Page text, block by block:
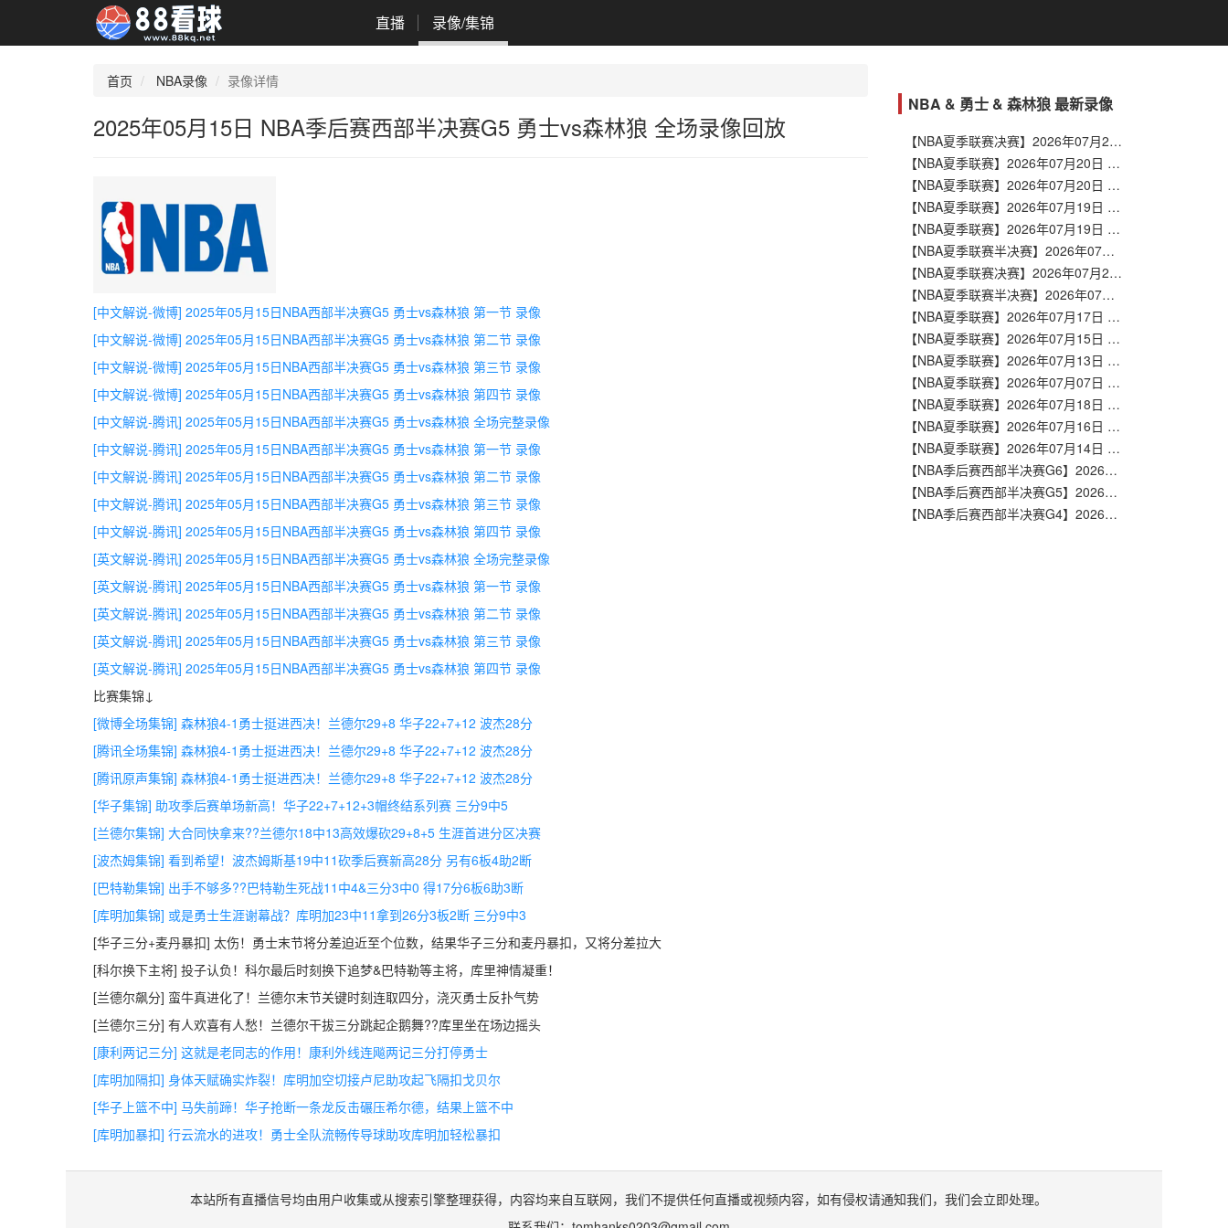
直播 录像/集锦
首页 NBA录像 录像详情
2025年05月15日 NBA季后赛西部半决赛G5 勇士vs森林狼 全场录像回放
[中文解说-微博] 2025年05月15日NBA西部半决赛G5 勇士vs森林狼 第一节 录像
[中文解说-微博] 2025年05月15日NBA西部半决赛G5 勇士vs森林狼 第二节 录像
[中文解说-微博] 2025年05月15日NBA西部半决赛G5 勇士vs森林狼 第三节 录像
[中文解说-微博] 2025年05月15日NBA西部半决赛G5 勇士vs森林狼 第四节 录像
[中文解说-腾讯] 2025年05月15日NBA西部半决赛G5 勇士vs森林狼 全场完整录像
[中文解说-腾讯] 2025年05月15日NBA西部半决赛G5 勇士vs森林狼 第一节 录像
[中文解说-腾讯] 2025年05月15日NBA西部半决赛G5 勇士vs森林狼 第二节 录像
[中文解说-腾讯] 2025年05月15日NBA西部半决赛G5 勇士vs森林狼 第三节 录像
[中文解说-腾讯] 2025年05月15日NBA西部半决赛G5 勇士vs森林狼 第四节 录像
[英文解说-腾讯] 2025年05月15日NBA西部半决赛G5 勇士vs森林狼 全场完整录像
[英文解说-腾讯] 2025年05月15日NBA西部半决赛G5 勇士vs森林狼 第一节 录像
[英文解说-腾讯] 2025年05月15日NBA西部半决赛G5 勇士vs森林狼 第二节 录像
[英文解说-腾讯] 2025年05月15日NBA西部半决赛G5 勇士vs森林狼 第三节 录像
[英文解说-腾讯] 2025年05月15日NBA西部半决赛G5 勇士vs森林狼 第四节 录像
比赛集锦↓
[微博全场集锦] 森林狼4-1勇士挺进西决！兰德尔29+8 华子22+7+12 波杰28分
[腾讯全场集锦] 森林狼4-1勇士挺进西决！兰德尔29+8 华子22+7+12 波杰28分
[腾讯原声集锦] 森林狼4-1勇士挺进西决！兰德尔29+8 华子22+7+12 波杰28分
[华子集锦] 助攻季后赛单场新高！华子22+7+12+3帽终结系列赛 三分9中5
[兰德尔集锦] 大合同快拿来??兰德尔18中13高效爆砍29+8+5 生涯首进分区决赛
[波杰姆集锦] 看到希望！波杰姆斯基19中11砍季后赛新高28分 另有6板4助2断
[巴特勒集锦] 出手不够多??巴特勒生死战11中4&三分3中0 得17分6板6助3断
[库明加集锦] 或是勇士生涯谢幕战？库明加23中11拿到26分3板2断 三分9中3
[华子三分+麦丹暴扣] 太伤！勇士末节将分差迫近至个位数，结果华子三分和麦丹暴扣，又将分差拉大
[科尔换下主将] 投子认负！科尔最后时刻换下追梦&巴特勒等主将，库里神情凝重！
[兰德尔飙分] 蛮牛真进化了！兰德尔末节关键时刻连取四分，浇灭勇士反扑气势
[兰德尔三分] 有人欢喜有人愁！兰德尔干拔三分跳起企鹅舞??库里坐在场边摇头
[康利两记三分] 这就是老同志的作用！康利外线连飚两记三分打停勇士
[库明加隔扣] 身体天赋确实炸裂！库明加空切接卢尼助攻起飞隔扣戈贝尔
[华子上篮不中] 马失前蹄！华子抢断一条龙反击碾压希尔德，结果上篮不中
[库明加暴扣] 行云流水的进攻！勇士全队流畅传导球助攻库明加轻松暴扣
NBA & 勇士 & 森林狼 最新录像
【NBA夏季联赛决赛】2026年07月20日 灰熊vs勇士 全场录像在线回放
【NBA夏季联赛】2026年07月20日 猛龙vs掘金 全场录像在线回放
【NBA夏季联赛】2026年07月20日 雷霆vs篮网 全场录像在线回放
【NBA夏季联赛】2026年07月19日 太阳vs马刺 全场录像在线回放
【NBA夏季联赛】2026年07月19日 鹈鹕vs步行者 全场录像在线回放
【NBA夏季联赛半决赛】2026年07月19日 湖人vs勇士 全场录像在线回放
【NBA夏季联赛决赛】2026年07月20日 灰熊vs勇士 全场录像在线回放
【NBA夏季联赛半决赛】2026年07月19日 湖人vs勇士 全场录像在线回放
【NBA夏季联赛】2026年07月17日 尼克斯vs勇士 全场录像在线回放
【NBA夏季联赛】2026年07月15日 勇士vs灰熊 全场录像在线回放
【NBA夏季联赛】2026年07月13日 勇士vs雷霆 全场录像在线回放
【NBA夏季联赛】2026年07月07日 勇士vs热火 全场录像在线回放
【NBA夏季联赛】2026年07月18日 快船vs森林狼 全场录像在线回放
【NBA夏季联赛】2026年07月16日 森林狼vs步行者 全场录像在线回放
【NBA夏季联赛】2026年07月14日 开拓者vs森林狼 全场录像在线回放
【NBA季后赛西部半决赛G6】2026年05月16日 森林狼vs马刺 全场录像在线回放
【NBA季后赛西部半决赛G5】2026年05月13日 马刺vs森林狼 全场录像在线回放
【NBA季后赛西部半决赛G4】2026年05月11日 森林狼vs马刺 全场录像在线回放
本站所有直播信号均由用户收集或从搜索引擎整理获得，内容均来自互联网，我们不提供任何直播或视频内容，如有侵权请通知我们，我们会立即处理。